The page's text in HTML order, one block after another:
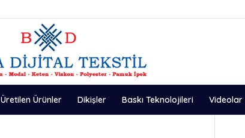
Üretilen Ürünler Dikişler Baskı Teknolojileri Videolar